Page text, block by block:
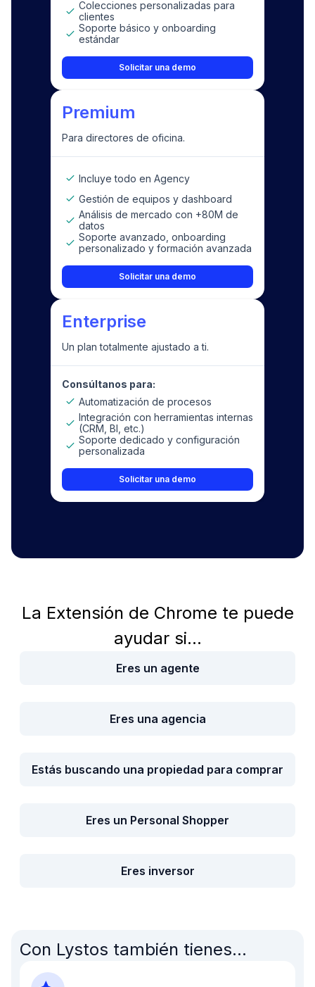
Colecciones personalizadas para
clientes
Soporte básico y onboarding
estándar
Solicitar una demo
Premium
Para directores de oficina.
Incluye todo en Agency
Gestión de equipos y dashboard
Análisis de mercado con +80M de
datos
Soporte avanzado, onboarding
personalizado y formación avanzada
Solicitar una demo
Enterprise
Un plan totalmente ajustado a ti.
Consúltanos para:
Automatización de procesos
Integración con herramientas internas
(CRM, BI, etc.)
Soporte dedicado y configuración
personalizada
Solicitar una demo
La Extensión de Chrome te puede
ayudar si...
Eres un agente
Eres una agencia
Estás buscando una propiedad para comprar
Eres un Personal Shopper
Eres inversor
Con Lystos también tienes...